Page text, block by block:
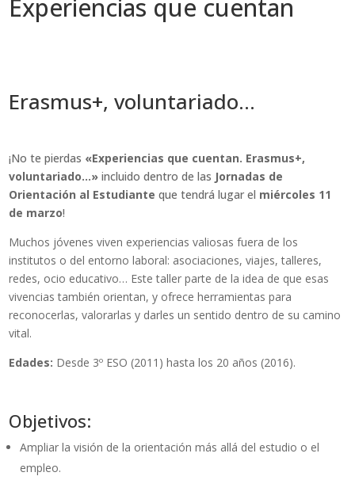
Experiencias que cuentan
Erasmus+, voluntariado…
¡No te pierdas «Experiencias que cuentan. Erasmus+,
voluntariado…» incluido dentro de las Jornadas de
Orientación al Estudianteque tendrá lugar el miércoles 11
de marzo!
Muchos jóvenes viven experiencias valiosas fuera de los
institutos o del entorno laboral: asociaciones, viajes, talleres,
redes, ocio educativo… Este taller parte de la idea de que esas
vivencias también orientan, y ofrece herramientas para
reconocerlas, valorarlas y darles un sentido dentro de su camino
vital.
Edades: Desde 3º ESO (2011) hasta los 20 años (2016).
Objetivos:
Ampliar la visión de la orientación más allá del estudio o el
empleo.